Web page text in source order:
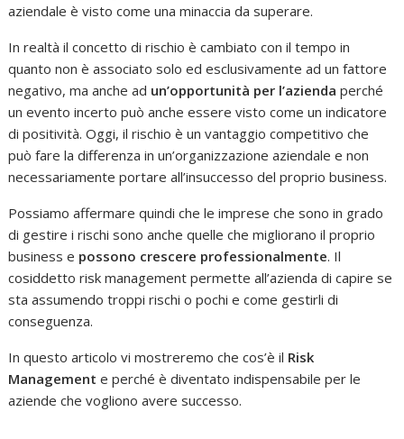
aziendale è visto come una minaccia da superare.
In realtà il concetto di rischio è cambiato con il tempo in
quanto non è associato solo ed esclusivamente ad un fattore
negativo, ma anche ad un’opportunità per l’azienda perché
un evento incerto può anche essere visto come un indicatore
di positività. Oggi, il rischio è un vantaggio competitivo che
può fare la differenza in un’organizzazione aziendale e non
necessariamente portare all’insuccesso del proprio business.
Possiamo affermare quindi che le imprese che sono in grado
di gestire i rischi sono anche quelle che migliorano il proprio
business e possono crescere professionalmente. Il
cosiddetto risk management permette all’azienda di capire se
sta assumendo troppi rischi o pochi e come gestirli di
conseguenza.
In questo articolo vi mostreremo che cos’è il Risk
Management e perché è diventato indispensabile per le
aziende che vogliono avere successo.